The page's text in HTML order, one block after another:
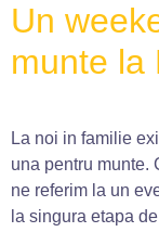
Un
munte la
La noi in familie
una pentru munte.
ne referim la un
la singura etapa